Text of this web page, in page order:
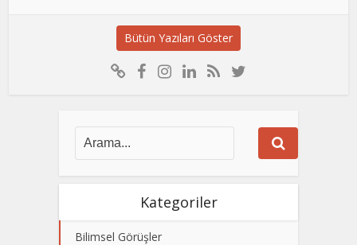
Bütün Yazıları Göster
Kategoriler
Bilimsel Görüşler